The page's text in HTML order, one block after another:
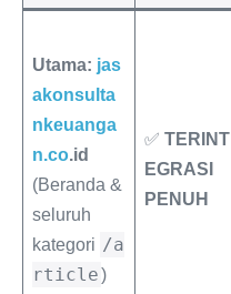
Utama: jas
akonsulta
nkeuanga
n.co.id
(Beranda &
seluruh
kategori /a
rticle)
✅ TERINT
EGRASI
PENUH